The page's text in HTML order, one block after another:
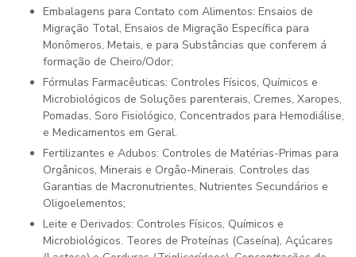
Embalagens para Contato com Alimentos: Ensaios de
Migração Total, Ensaios de Migração Específica para
Monômeros, Metais, e para Substâncias que conferem á
formação de Cheiro/Odor;
Fórmulas Farmacêuticas: Controles Físicos, Químicos e
Microbiológicos de Soluções parenterais, Cremes, Xaropes,
Pomadas, Soro Fisiológico, Concentrados para Hemodiálise,
e Medicamentos em Geral.
Fertilizantes e Adubos: Controles de Matérias-Primas para
Orgânicos, Minerais e Orgâo-Minerais. Controles das
Garantias de Macronutrientes, Nutrientes Secundários e
Oligoelementos;
Leite e Derivados: Controles Físicos, Químicos e
Microbiológicos. Teores de Proteínas (Caseína), Açúcares